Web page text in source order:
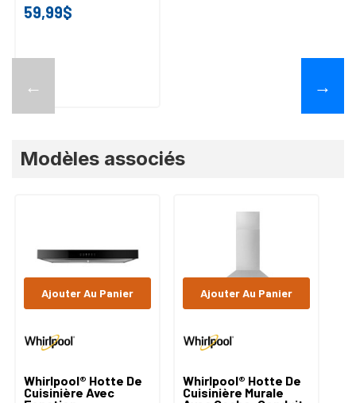
←
59,99$
→
Modèles associés
Whirlpool® Hotte De
Cuisinière Avec
Ajouter Au Panier
Whirlpool® Hotte De
Cuisinière Murale
Ajouter Au Panier